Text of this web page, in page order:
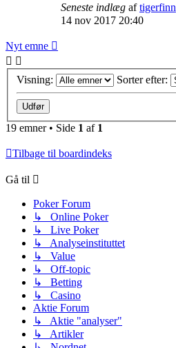
Seneste indlæg aftigerfinn
14 nov 2017 20:40
Nyt emne
Visning: Sorter efter:
19 emner • Side 1 af 1
Tilbage til boardindeks
Gå til
Poker Forum
↳ Online Poker
↳ Live Poker
↳ Analyseinstituttet
↳ Value
↳ Off-topic
↳ Betting
↳ Casino
Aktie Forum
↳ Aktie "analyser"
↳ Artikler